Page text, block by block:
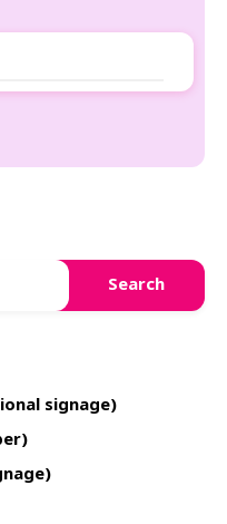
Search
signage)